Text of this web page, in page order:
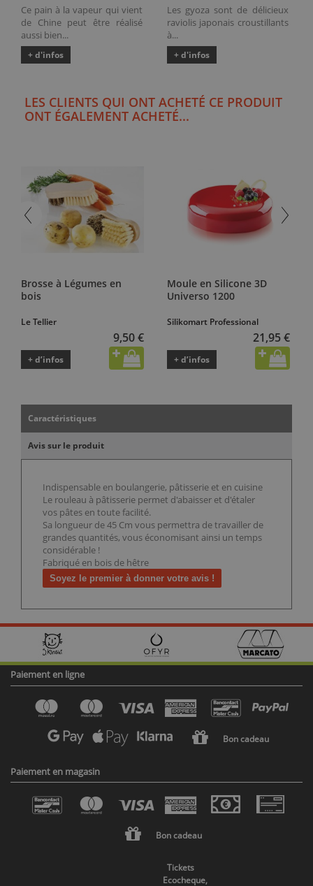
Ce pain à la vapeur qui vient
de Chine peut être réalisé
aussi bien...
+ d'infos
Les gyoza sont de délicieux
raviolis japonais croustillants
à...
+ d'infos
LES CLIENTS QUI ONT ACHETÉ CE PRODUIT
ONT ÉGALEMENT ACHETÉ...
Brosse à Légumes en
bois
Le Tellier
9,50 €
+ d’infos
Moule en Silicone 3D
Universo 1200
Silikomart Professional
21,95 €
+ d’infos
Caractéristiques
Avis sur le produit
Indispensable en boulangerie, pâtisserie et en cuisine
Le rouleau à pâtisserie permet d'abaisser et d'étaler
vos pâtes en toute facilité.
Sa longueur de 45 Cm vous permettra de travailler de
grandes quantités, vous économisant ainsi un temps
considérable !
Fabriqué en bois de hêtre
Soyez le premier à donner votre avis !
Paiement en ligne
Bon cadeau
Paiement en magasin
Bon cadeau
Tickets
Ecocheque,